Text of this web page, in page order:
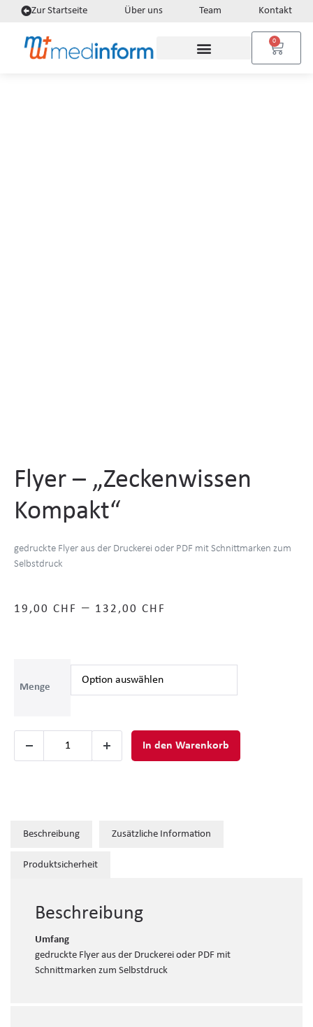
Zur Startseite Über uns Team Kontakt
0
Flyer – „Zeckenwissen
Kompakt“
gedruckte Flyer aus der Druckerei oder PDF mit Schnittmarken zum
Selbstdruck
19,00 CHF – 132,00 CHF
Menge
In den Warenkorb
Beschreibung Zusätzliche Information
Produktsicherheit
Beschreibung
Umfang
gedruckte Flyer aus der Druckerei oder PDF mit
Schnittmarken zum Selbstdruck